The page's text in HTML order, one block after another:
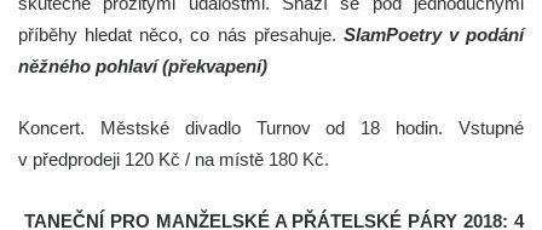
příběhy hledat něco, co nás přesahuje. SlamPoetry v podání
něžného pohlaví (překvapení)
Koncert. Městské divadlo Turnov od 18 hodin. Vstupné
v předprodeji 120 Kč / na místě 180 Kč.
TANEČNÍ PRO MANŽELSKÉ A PŘÁTELSKÉ PÁRY 2018: 4